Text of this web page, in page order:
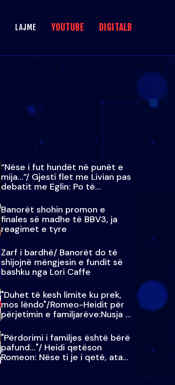
LAJME YOUTUBE DIGITALB
“Nëse i fut hundët në punët e
mija…”/ Gjesti flet me Livian pas
debatit me Eglin: Po të
paralajmëroj
Banorët shohin promon e
finales së madhe të BBV3, ja
reagimet e tyre
Zarf i bardhë/ Banorët do të
shijojnë mëngjesin e fundit së
bashku nga Lori Caffe
"Duhet të kesh limite ku prek,
mos lëndo"/Romeo-Heidit për
përjetimin e familjarëve:Nusja e
Julit…
"Përdorimi i familjes është bërë
pafund…"/ Heidi qetëson
Romeon: Nëse ti je i qetë, ata
qetësohen